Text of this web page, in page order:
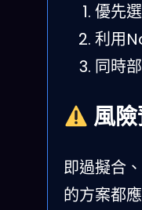
優先
利用
同時
風
即過擬合
的方案都